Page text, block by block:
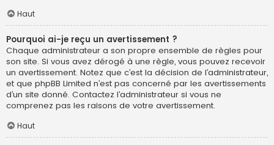
Haut
Pourquoi ai-je reçu un avertissement ?
Chaque administrateur a son propre ensemble de règles pour
son site. Si vous avez dérogé à une règle, vous pouvez recevoir
un avertissement. Notez que c’est la décision de l’administrateur,
et que phpBB Limited n’est pas concerné par les avertissements
d’un site donné. Contactez l’administrateur si vous ne
comprenez pas les raisons de votre avertissement.
Haut